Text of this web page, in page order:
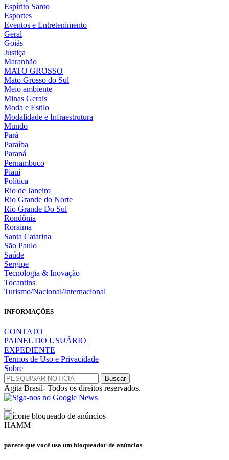
Espírito Santo
Esportes
Eventos e Entretenimento
Geral
Goiás
Justiça
Maranhão
MATO GROSSO
Mato Grosso do Sul
Meio ambiente
Minas Gerais
Moda e Estilo
Modalidade e Infraestrutura
Mundo
Pará
Paraíba
Paraná
Pernambuco
Piauí
Política
Rio de Janeiro
Rio Grande do Norte
Rio Grande Do Sul
Rondônia
Roraima
Santa Catarina
São Paulo
Saúde
Sergipe
Tecnologia & Inovação
Tocantins
Turismo/Nacional/Internacional
INFORMAÇÕES
CONTATO
PAINEL DO USUÁRIO
EXPEDIENTE
Termos de Uso e Privacidade
Sobre
Agita Brasil- Todos os direitos reservados.
HAMM
parece que você usa um bloqueador de anúncios